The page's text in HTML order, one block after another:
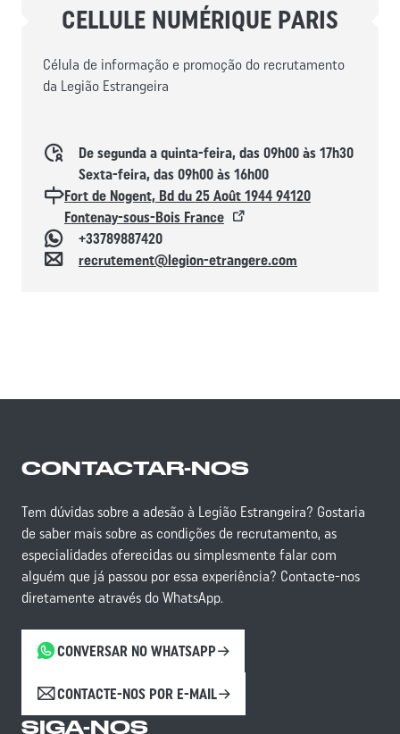
CELLULE NUMÉRIQUE PARIS
Célula de informação e promoção do recrutamento
da Legião Estrangeira
Horaires d'ouverture
De segunda a quinta-feira, das 09h00 às 17h30
Sexta-feira, das 09h00 às 16h00
Localisation
Fort de Nogent, Bd du 25 Août 1944 94120
Fontenay-sous-Bois France
Whatsapp
+33789887420
Contacto
recrutement@legion-etrangere.com
CONTACTAR-NOS
Tem dúvidas sobre a adesão à Legião Estrangeira? Gostaria
de saber mais sobre as condições de recrutamento, as
especialidades oferecidas ou simplesmente falar com
alguém que já passou por essa experiência? Contacte-nos
diretamente através do WhatsApp.
CONVERSAR NO WHATSAPP
CONTACTE-NOS POR E-MAIL
SIGA-NOS